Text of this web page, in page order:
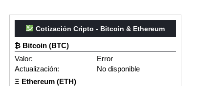
Cotización Cripto - Bitcoin & Ethereum
₿ Bitcoin (BTC)
Valor:
Error
Actualización:
No disponible
Ξ Ethereum (ETH)